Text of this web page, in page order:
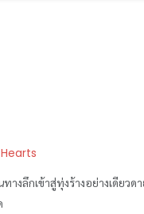
Hearts
งลึกเข้าสู่ทุ่งร้างอย่างเดียวด